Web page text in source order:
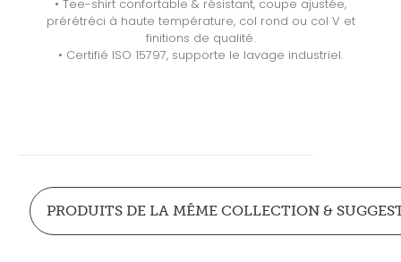
• Tee-shirt confortable & résistant, coupe ajustée,
prérétréci à haute température, col rond ou col V et
finitions de qualité.
• Certifié ISO 15797, supporte le lavage industriel.
PRODUITS DE LA MÊME COLLECTION &